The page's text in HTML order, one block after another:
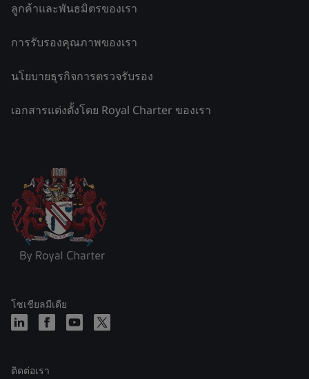
ลูกค้าและพันธมิตรของเรา
การรับรองคุณภาพของเรา
นโยบายธุรกิจการตรวจรับรอง
เอกสารแต่งตั้งโดย Royal Charter ของเรา
โซเชียลมีเดีย
ติดต่อเรา